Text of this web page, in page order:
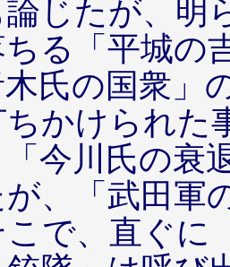
じたが、明
る「平城の
木氏の国衆
かけられた
今川氏の衰
、「武田軍
で、直ぐに